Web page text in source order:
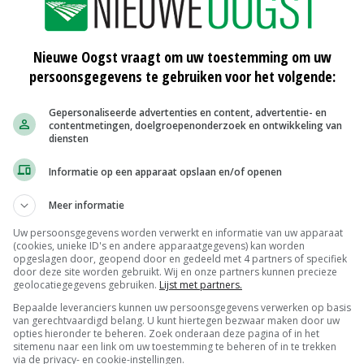
waterverbruik vertoonde de gewasgroei geen
een belangrijke stap richting duurzaam watergebruik
en samenwerking in het onderwijs
bij aan de ontwikkeling van innovatieve
verbeteren.'
verbeteringen. Dit betreft een omwisseling van de
van de watergeefregels, zodat planten ook in
intelligentie smart farming
Nieuwe Oogst vraagt om uw toestemming om uw
persoonsgegevens te gebruiken voor het volgende:
Gepersonaliseerde advertenties en content, advertentie- en
contentmetingen, doelgroepenonderzoek en ontwikkeling van
diensten
Informatie op een apparaat opslaan en/of openen
Meer informatie
Uw persoonsgegevens worden verwerkt en informatie van uw apparaat
(cookies, unieke ID's en andere apparaatgegevens) kan worden
opgeslagen door, geopend door en gedeeld met 4 partners of specifiek
door deze site worden gebruikt. Wij en onze partners kunnen precieze
geolocatiegegevens gebruiken. Lijst met partners.
Bepaalde leveranciers kunnen uw persoonsgegevens verwerken op basis
van gerechtvaardigd belang. U kunt hiertegen bezwaar maken door uw
opties hieronder te beheren. Zoek onderaan deze pagina of in het
sitemenu naar een link om uw toestemming te beheren of in te trekken
via de privacy- en cookie-instellingen.